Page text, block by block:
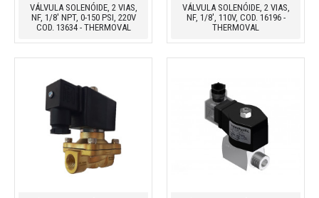
VÁLVULA SOLENÓIDE, 2 VIAS,
NF, 1/8' NPT, 0-150 PSI, 220V
COD. 13634 - THERMOVAL
VÁLVULA SOLENÓIDE, 2 VIAS,
NF, 1/8', 110V, COD. 16196 -
THERMOVAL